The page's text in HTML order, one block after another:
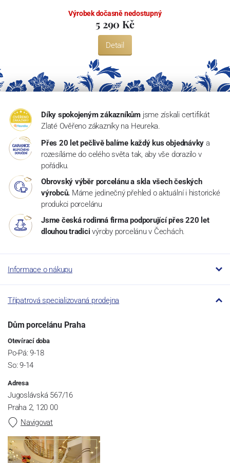
Výrobek dočasně nedostupný
5 290 Kč
Detail
Díky spokojeným zákazníkům jsme získali certifikát
Zlaté Ověřeno zákazníky na Heureka.
Přes 20 let pečlivě balíme každý kus objednávky a
rozesíláme do celého světa tak, aby vše dorazilo v
pořádku.
Obrovský výběr porcelánu a skla všech českých
výrobců. Máme jedinečný přehled o aktuální i historické
produkci porcelánu
Jsme česká rodinná firma podporující přes 220 let
dlouhou tradici výroby porcelánu v Čechách.
Informace o nákupu
Třípatrová specializovaná prodejna
Dům porcelánu Praha
Otevírací doba
Po-Pá: 9-18
So: 9-14
Adresa
Jugoslávská 567/16
Praha 2, 120 00
Navigovat